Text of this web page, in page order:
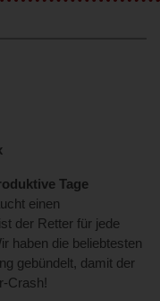
Tage
einen
der Retter für jede
haben die beliebtesten
gebündelt, damit der
Crash!